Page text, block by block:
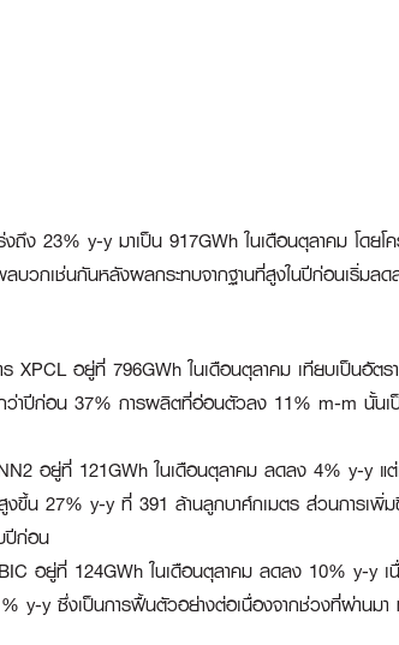
23% y-y มาเป็น 917GWh ในเดือนตุลาคม โดย
กเช่นกันหลังผลกระทบจากฐานที่สูงในปีก่อนเริ่มลด
ร XPCL อยู่ที่ 796GWh ในเดือนตุลาคม เทียบเป็น
กว่าปีก่อน 37% การผลิตที่อ่อนตัวลง 11% m-m นั้น
อยู่ที่ 121GWh ในเดือนตุลาคม ลดลง 4% y-y
ขึ้น 27% y-y ที่ 391 ล้านลูกบาศ์กเมตร ส่วนการเพิ่
ปีก่อน
อยู่ที่ 124GWh ในเดือนตุลาคม ลดลง 10% y-y เ
y ซึ่งเป็นการฟื้นตัวอย่างต่อเนื่องจากช่วงที่ผ่านมา